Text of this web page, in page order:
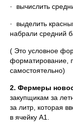
· вычислить
· выделить
набрали средний
( Это условное
форматирование,
самостоятельно)
2. Фермеры
закупщикам за
за литр, которая
в ячейку А1.